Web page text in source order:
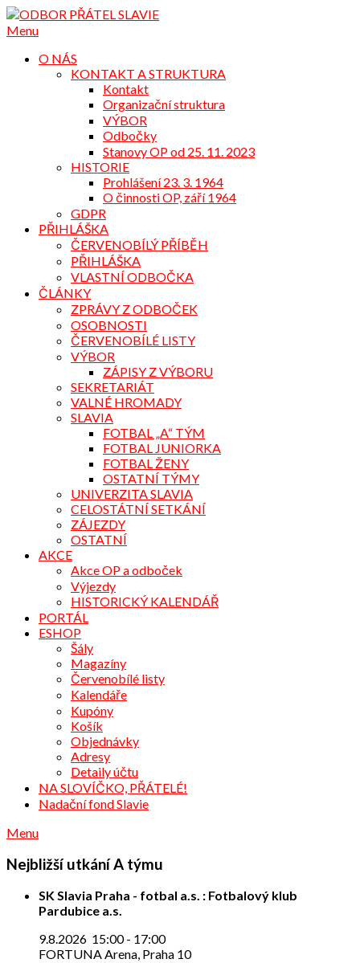
Přejdi
na
Menu
O NÁS
KONTAKT A STRUKTURA
Kontakt
Organizační struktura
VÝBOR
Odbočky
Stanovy OP od 25. 11. 2023
HISTORIE
Prohlášení 23. 3. 1964
O činnosti OP, září 1964
GDPR
PŘIHLÁŠKA
ČERVENOBÍLÝ PŘÍBĚH
PŘIHLÁŠKA
VLASTNÍ ODBOČKA
ČLÁNKY
ZPRÁVY Z ODBOČEK
OSOBNOSTI
ČERVENOBÍLÉ LISTY
VÝBOR
ZÁPISY Z VÝBORU
SEKRETARIÁT
VALNÉ HROMADY
SLAVIA
FOTBAL „A“ TÝM
FOTBAL JUNIORKA
FOTBAL ŽENY
OSTATNÍ TÝMY
UNIVERZITA SLAVIA
CELOSTÁTNÍ SETKÁNÍ
ZÁJEZDY
OSTATNÍ
AKCE
Akce OP a odboček
Výjezdy
HISTORICKÝ KALENDÁŘ
PORTÁL
ESHOP
Šály
Magazíny
Červenobílé listy
Kalendáře
Kupóny
Košík
Objednávky
Adresy
Detaily účtu
NA SLOVÍČKO, PŘÁTELÉ!
Nadační fond Slavie
Menu
Nejbližší utkání A týmu
SK Slavia Praha - fotbal a.s. : Fotbalový klub
Pardubice a.s.
9.8.2026 15:00- 17:00
FORTUNA Arena, Praha 10